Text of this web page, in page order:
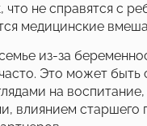
что не справятся с
медицинские
из-за
Это может быть
на
влиянием старшего